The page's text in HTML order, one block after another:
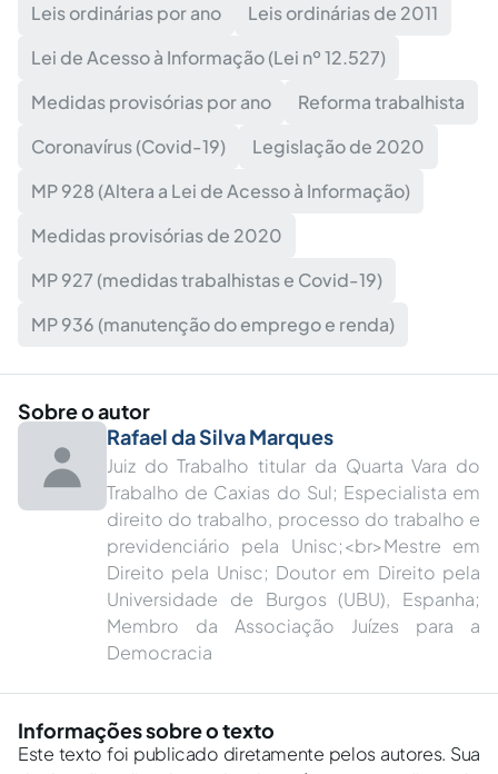
Leis ordinárias por ano
Leis ordinárias de 2011
Lei de Acesso à Informação (Lei nº 12.527)
Medidas provisórias por ano
Reforma trabalhista
Coronavírus (Covid-19)
Legislação de 2020
MP 928 (Altera a Lei de Acesso à Informação)
Medidas provisórias de 2020
MP 927 (medidas trabalhistas e Covid-19)
MP 936 (manutenção do emprego e renda)
Sobre o autor
Rafael da Silva Marques
Juiz do Trabalho titular da Quarta Vara do
Trabalho de Caxias do Sul; Especialista em
direito do trabalho, processo do trabalho e
previdenciário pela Unisc;<br>Mestre em
Direito pela Unisc; Doutor em Direito pela
Universidade de Burgos (UBU), Espanha;
Membro da Associação Juízes para a
Democracia
Informações sobre o texto
Este texto foi publicado diretamente pelos autores. Sua